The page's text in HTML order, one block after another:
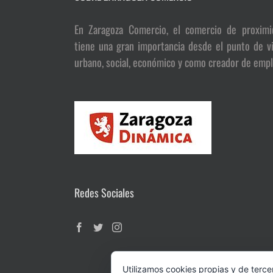
En Zaragoza Comercio, el comercio de
tiene una gran importancia desde el punto de
urbano, social, económico y como creador de
Redes Sociales
Utilizamos cookies propias y de